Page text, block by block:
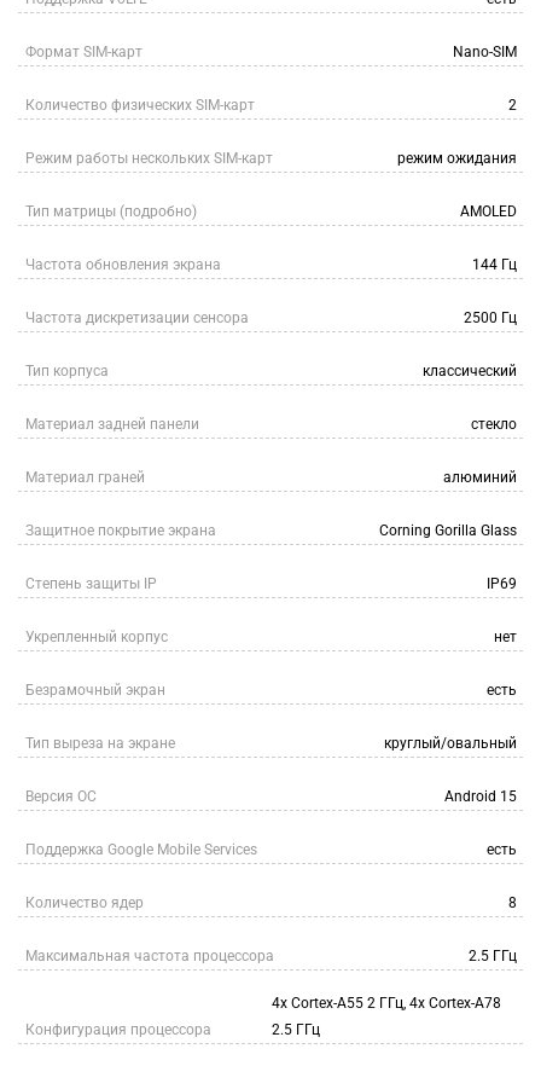
Формат SIM-карт Nano-SIM
Количество физических SIM-карт 2
Режим работы нескольких SIM-карт режим ожидания
Тип матрицы (подробно) AMOLED
Частота обновления экрана 144 Гц
Частота дискретизации сенсора 2500 Гц
Тип корпуса классический
Материал задней панели стекло
Материал граней алюминий
Защитное покрытие экрана Corning Gorilla Glass
Степень защиты IP IP69
Укрепленный корпус нет
Безрамочный экран есть
Тип выреза на экране круглый/овальный
Версия ОС Android 15
Поддержка Google Mobile Services есть
Количество ядер 8
Максимальная частота процессора 2.5 ГГц
Конфигурация процессора
4x Cortex-A55 2 ГГц, 4x Cortex-A78
2.5 ГГц